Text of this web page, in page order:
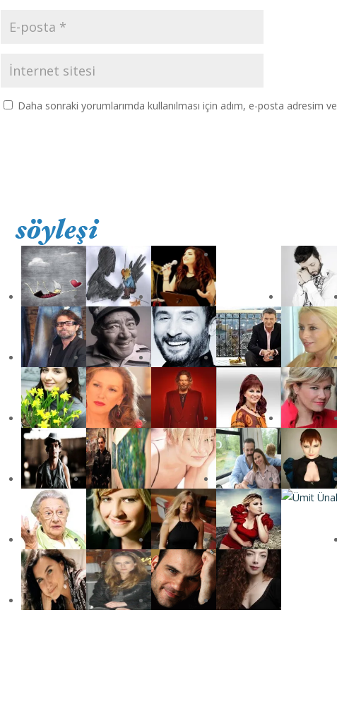
Daha sonraki yorumlarımda kullanılması için adım, e-posta adresim